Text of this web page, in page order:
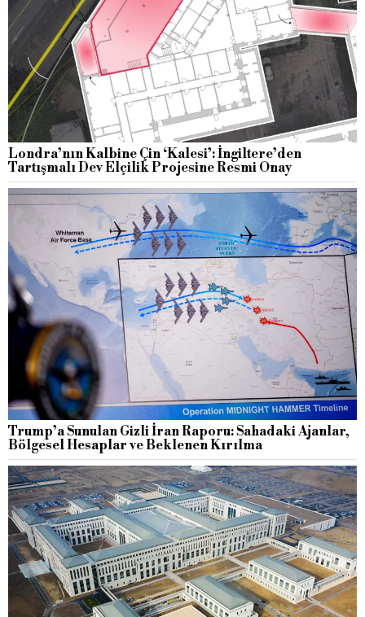
Londra’nın Kalbine Çin ‘Kalesi’: İngiltere’den
Tartışmalı Dev Elçilik Projesine Resmi Onay
Trump’a Sunulan Gizli İran Raporu: Sahadaki Ajanlar,
Bölgesel Hesaplar ve Beklenen Kırılma